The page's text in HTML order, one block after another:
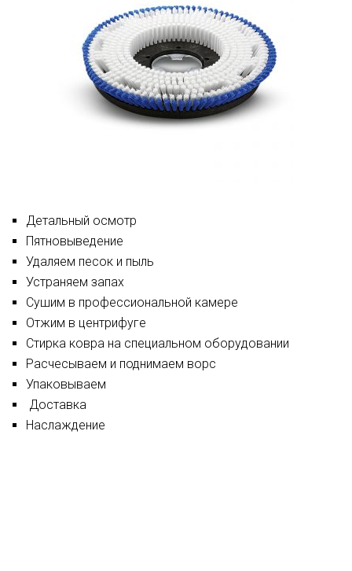
Детальный осмотр
Пятновыведение
Удаляем песок и пыль
Устраняем запах
Сушим в профессиональной камере
Отжим в центрифуге
Стирка ковра на специальном оборудовании
Расчесываем и поднимаем ворс
Упаковываем
Доставка
Наслаждение